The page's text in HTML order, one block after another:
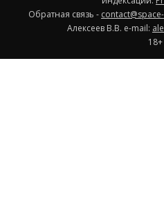
Обратная связь -
Алексеев В.В. e-mail:
18+